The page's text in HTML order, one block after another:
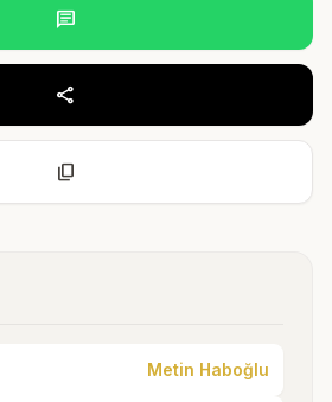
chat
share
content_copy
Metin Haboğlu